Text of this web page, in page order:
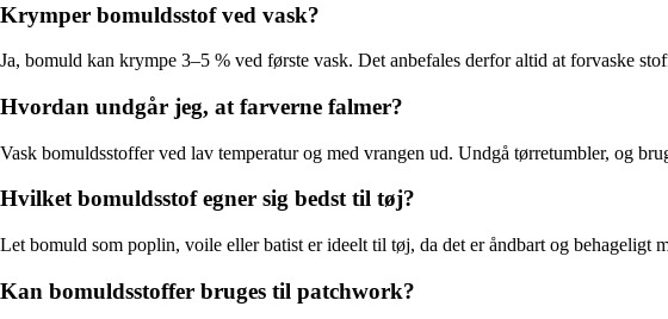
Krymper bomuldsstof ved vask?
Ja, bomuld kan krympe 3–5 % ved første vask. Det anbefales derfor altid at forvaske
Hvordan undgår jeg, at farverne falmer?
Vask bomuldsstoffer ved lav temperatur og med vrangen ud. Undgå tørretumbler, og
Hvilket bomuldsstof egner sig bedst til tøj?
Let bomuld som poplin, voile eller batist er ideelt til tøj, da det er åndbart og
Kan bomuldsstoffer bruges til patchwork?